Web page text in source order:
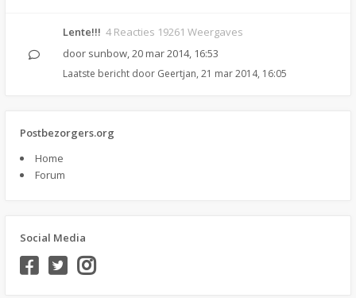
Lente!!! 4 Reacties 19261 Weergaves
door sunbow,20 mar 2014, 16:53
Laatste bericht door Geertjan, 21 mar 2014, 16:05
Postbezorgers.org
Home
Forum
Social Media